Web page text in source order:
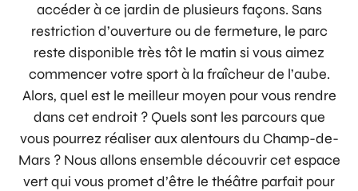
accéder à ce jardin de plusieurs façons. Sans
restriction d’ouverture ou de fermeture, le parc
reste disponible très tôt le matin si vous aimez
commencer votre sport à la fraîcheur de l’aube.
Alors, quel est le meilleur moyen pour vous rendre
dans cet endroit ? Quels sont les parcours que
vous pourrez réaliser aux alentours du Champ-de-
Mars ? Nous allons ensemble découvrir cet espace
vert qui vous promet d’être le théâtre parfait pour